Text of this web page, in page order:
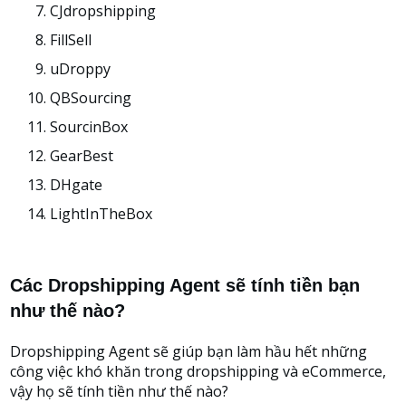
CJdropshipping
FillSell
uDroppy
QBSourcing
SourcinBox
GearBest
DHgate
LightInTheBox
Các Dropshipping Agent sẽ tính tiền bạn
như thế nào?
Dropshipping Agent sẽ giúp bạn làm hầu hết những
công việc khó khăn trong dropshipping và eCommerce,
vậy họ sẽ tính tiền như thế nào?